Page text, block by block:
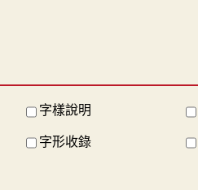
字樣說明
字形收錄